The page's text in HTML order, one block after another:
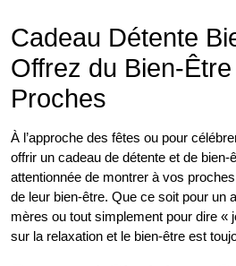
Cadeau Détente
Offrez du Bien-
Proches
À l’approche des fêtes ou pour
offrir un cadeau de détente et de bien-
attentionnée de montrer à vos
de leur bien-être. Que ce soit pour un
mères ou tout simplement pour dire «
sur la relaxation et le bien-être est